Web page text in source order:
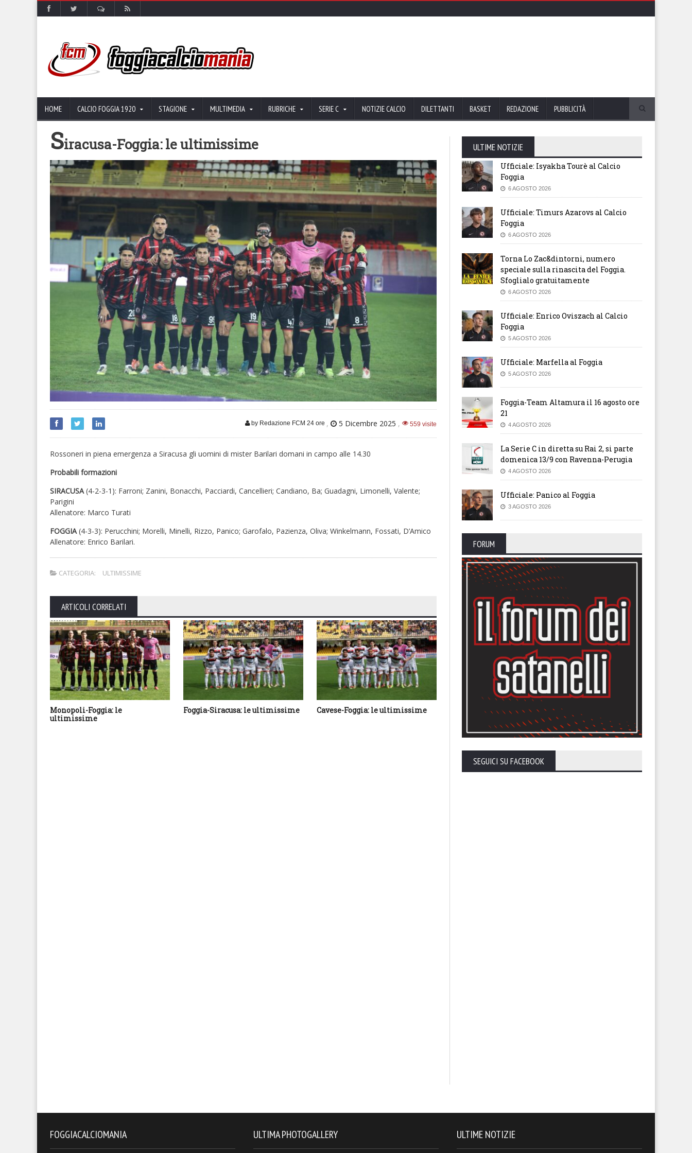
HOME CALCIO FOGGIA 1920 STAGIONE MULTIMEDIA RUBRICHE SERIE C NOTIZIE CALCIO DILETTANTI BASKET REDAZIONE PUBBLICITÀ
Siracusa-Foggia: le ultimissime
by Redazione FCM 24 ore , 5 Dicembre 2025 , 559 visite
Rossoneri in piena emergenza a Siracusa gli uomini di mister Barilari domani in campo alle 14.30
Probabili formazioni
SIRACUSA(4-2-3-1): Farroni; Zanini, Bonacchi, Pacciardi, Cancellieri; Candiano, Ba; Guadagni, Limonelli, Valente;
Parigini
Allenatore: Marco Turati
FOGGIA(4-3-3): Perucchini; Morelli, Minelli, Rizzo, Panico; Garofalo, Pazienza, Oliva; Winkelmann, Fossati, D’Amico
Allenatore: Enrico Barilari.
CATEGORIA: ULTIMISSIME
ARTICOLI CORRELATI
Monopoli-Foggia: le
ultimissime
Foggia-Siracusa: le ultimissime Cavese-Foggia: le ultimissime
Benevento-Foggia: le
ULTIME NOTIZIE
Ufficiale: Isyakha Tourè al Calcio
Foggia
6 AGOSTO 2026
Ufficiale: Timurs Azarovs al Calcio
Foggia
6 AGOSTO 2026
Torna Lo Zac&dintorni, numero
speciale sulla rinascita del Foggia.
Sfoglialo gratuitamente
6 AGOSTO 2026
Ufficiale: Enrico Oviszach al Calcio
Foggia
5 AGOSTO 2026
Ufficiale: Marfella al Foggia
5 AGOSTO 2026
Foggia-Team Altamura il 16 agosto ore
21
4 AGOSTO 2026
La Serie C in diretta su Rai 2, si parte
domenica 13/9 con Ravenna-Perugia
4 AGOSTO 2026
Ufficiale: Panico al Foggia
3 AGOSTO 2026
FORUM
SEGUICI SU FACEBOOK
FOGGIACALCIOMANIA ULTIMA PHOTOGALLERY ULTIME NOTIZIE